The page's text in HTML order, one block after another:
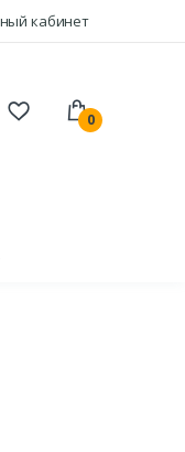
кабинет
0